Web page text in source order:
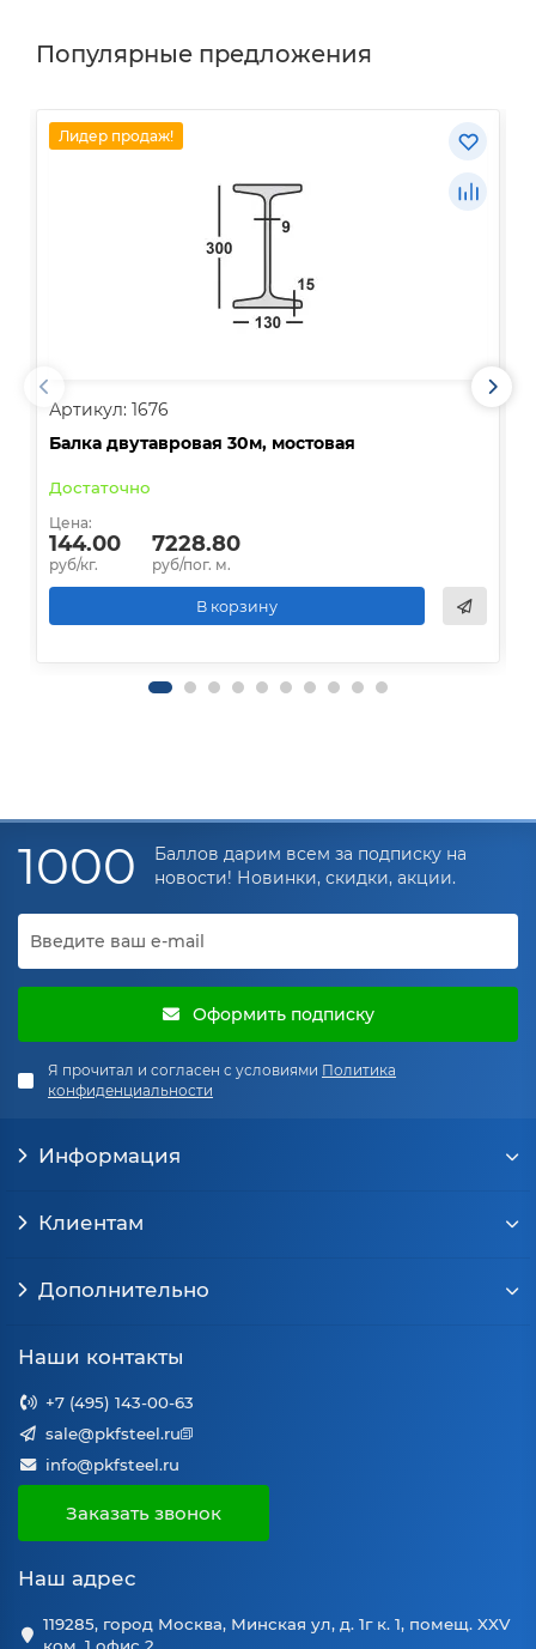
Популярные предложения
Лидер продаж!
Артикул: 1676
Балка двутавровая 30м, мостовая
Достаточно
Цена:
144.00
руб/кг.
7228.80
руб/пог. м.
В корзину
1000
Баллов дарим всем за подписку на
новости! Новинки, скидки, акции.
Оформить подписку
Я прочитал и согласен с условиями Политика
конфиденциальности
Информация
Клиентам
Дополнительно
Наши контакты
+7 (495) 143-00-63
sale@pkfsteel.ru
info@pkfsteel.ru
Заказать звонок
Наш адрес
119285, город Москва, Минская ул, д. 1г к. 1, помещ. XXV